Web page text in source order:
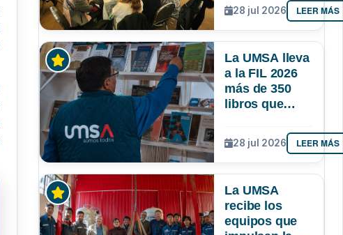
responda
mejor a las
de Bolivia
28 jul 2026 LEER MÁS
La UMSA lleva
a la FIL 2026
más de 350
libros que
conocimiento
que se genera
en Bolivia
28 jul 2026 LEER MÁS
La UMSA
recibe los
equipos que